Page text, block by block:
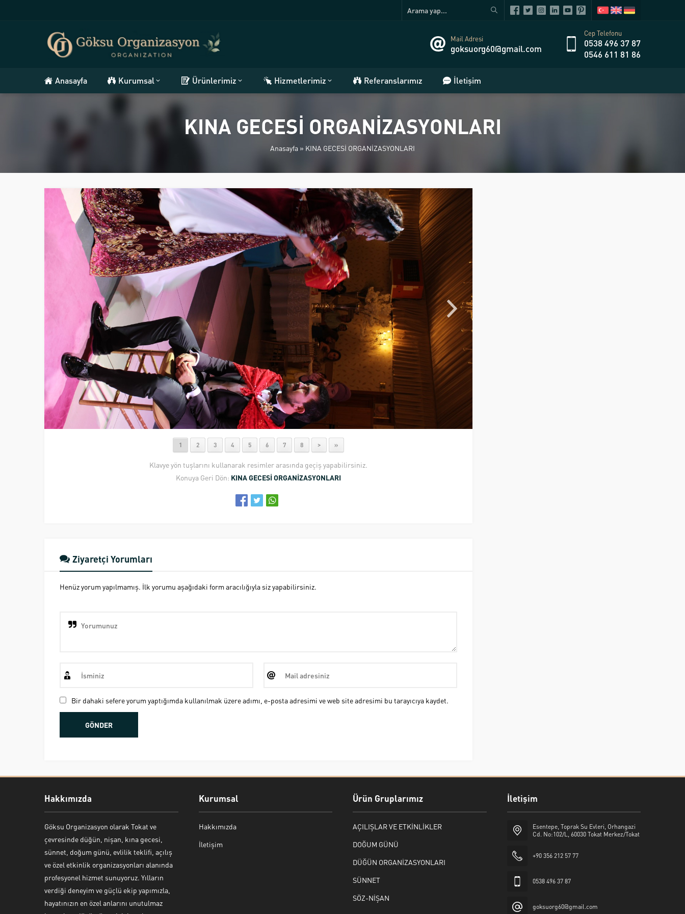
Mail Adresi
goksuorg60@gmail.com
Cep Telefonu
0538 496 37 87
0546 611 81 86
Anasayfa Kurumsal Ürünlerimiz Hizmetlerimiz Referanslarımız İletişim
KINA GECESİ ORGANİZASYONLARI
Anasayfa » KINA GECESİ ORGANİZASYONLARI
1 2 3 4 5 6 7 8 > »
Klavye yön tuşlarını kullanarak resimler arasında geçiş yapabilirsiniz.
Konuya Geri Dön: KINA GECESİ ORGANİZASYONLARI
Ziyaretçi Yorumları
Henüz yorum yapılmamış. İlk yorumu aşağıdaki form aracılığıyla siz yapabilirsiniz.
Bir dahaki sefere yorum yaptığımda kullanılmak üzere adımı, e-posta adresimi ve web site adresimi bu tarayıcıya kaydet.
Hakkımızda
Göksu Organizasyon olarak Tokat ve
çevresinde düğün, nişan, kına gecesi,
sünnet, doğum günü, evlilik teklifi, açılış
ve özel etkinlik organizasyonları alanında
profesyonel hizmet sunuyoruz. Yılların
verdiği deneyim ve güçlü ekip yapımızla,
hayatınızın en özel anlarını unutulmaz
Kurumsal
Hakkımızda
İletişim
Ürün Gruplarımız
AÇILIŞLAR VE ETKİNLİKLER
DOĞUM GÜNÜ
DÜĞÜN ORGANİZASYONLARI
SÜNNET
SÖZ-NİŞAN
İletişim
Esentepe, Toprak Su Evleri, Orhangazi
Cd. No:102/L, 60030 Tokat Merkez/Tokat
+90 356 212 57 77
0538 496 37 87
goksuorg60@gmail.com
Bekir Kiper
Cevap Yaz